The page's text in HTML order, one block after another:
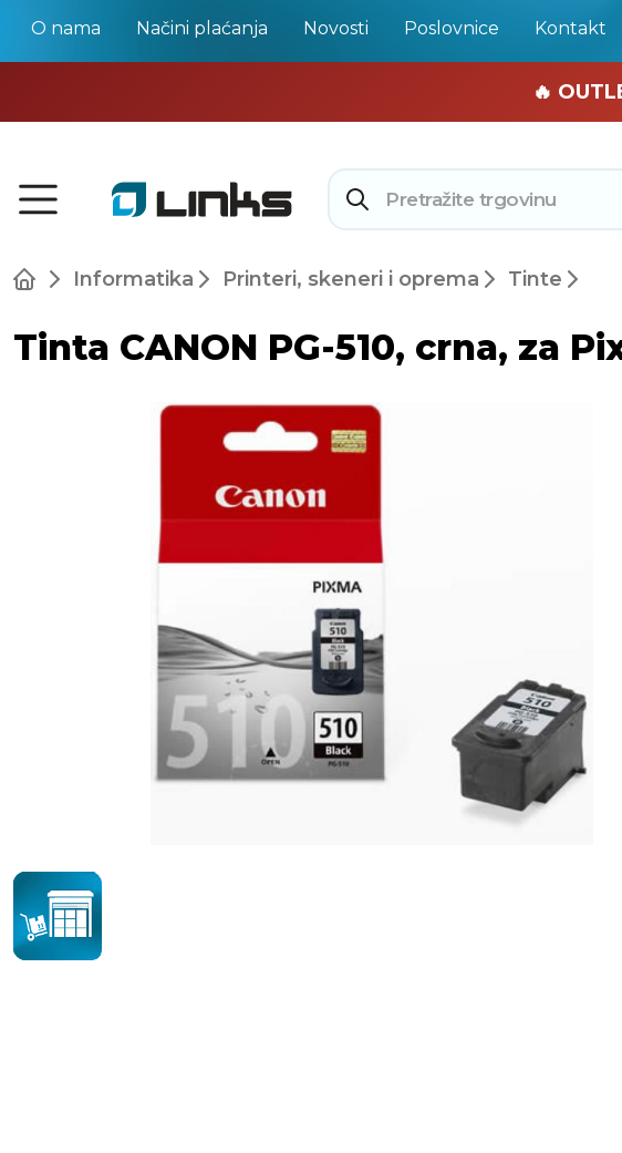
O nama Načini plaćanja Novosti Poslovnice Kontakt
🔥
Informatika Printeri, skeneri i oprema Tinte
Tinta CANON PG-510, crna, za